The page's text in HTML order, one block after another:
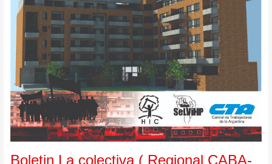
Boletin La colectiva ( Regional CABA-